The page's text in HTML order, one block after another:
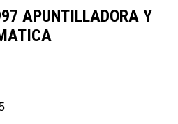
APUNTILLADORA Y